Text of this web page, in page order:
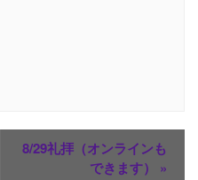
8/29礼拝（オンラインも
できます） »